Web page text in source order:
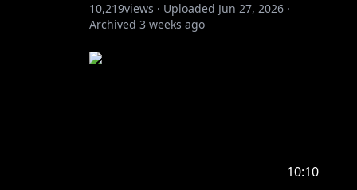
10,219views · Uploaded Jun 27, 2026 ·
Archived 3 weeks ago
10:10